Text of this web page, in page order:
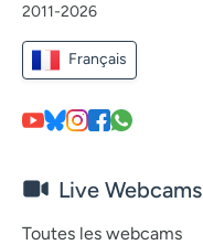
2011-2026
Français
Live Webcams
Toutes les webcams